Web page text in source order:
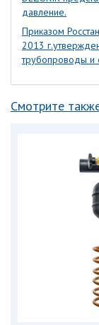
давление.
Приказом
2013
трубопроводы и
Смотрите